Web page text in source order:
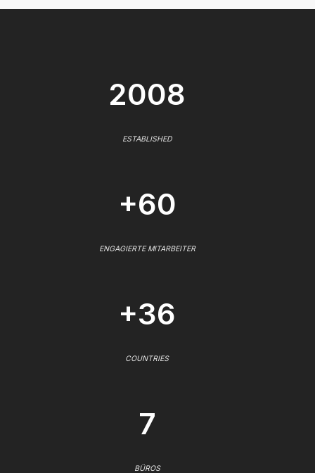
2008
ESTABLISHED
+60
ENGAGIERTE MITARBEITER
+36
COUNTRIES
7
BÜROS